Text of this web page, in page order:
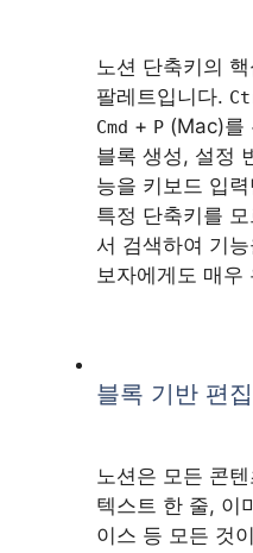
노션 단축키의
팔레트입니다.
Cmd + P (Mac)를
블록 생성, 설정
능을 키보드 입
특정 단축키를
서 검색하여 기
보자에게도 매우
블록 기반 편
노션은 모든 콘텐
텍스트 한 줄, 이
이스 등 모든 것